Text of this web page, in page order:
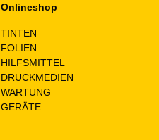
Onlineshop
TINTEN
FOLIEN
HILFSMITTEL
DRUCKMEDIEN
WARTUNG
GERÄTE